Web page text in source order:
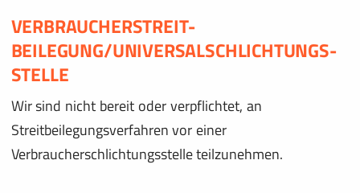
VERBRAUCHER­STREIT­
BEILEGUNG/UNIVERSAL­SCHLICHTUNGS­
STELLE
Wir sind nicht bereit oder verpflichtet, an
Streitbeilegungsverfahren vor einer
Verbraucherschlichtungsstelle teilzunehmen.